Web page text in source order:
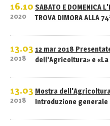
16.10
2020
SABATO E DOMENICA
TROVA DIMORA ALLA
13.03
2018
12 mar 2018
dell'Agricoltura» e «La
13.03
2018
Mostra
Introduzione generale